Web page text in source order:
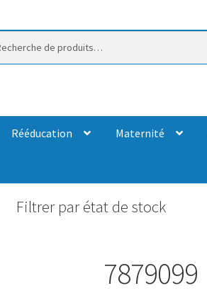
Rééducation Maternité
Filtrer par état de stock
7879099